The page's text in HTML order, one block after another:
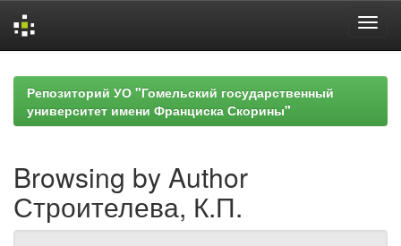
navigationРепозиторий УО "Гомельский государственный
университет имени Франциска Скорины"
Browsing by Author
Строителева, К.П.